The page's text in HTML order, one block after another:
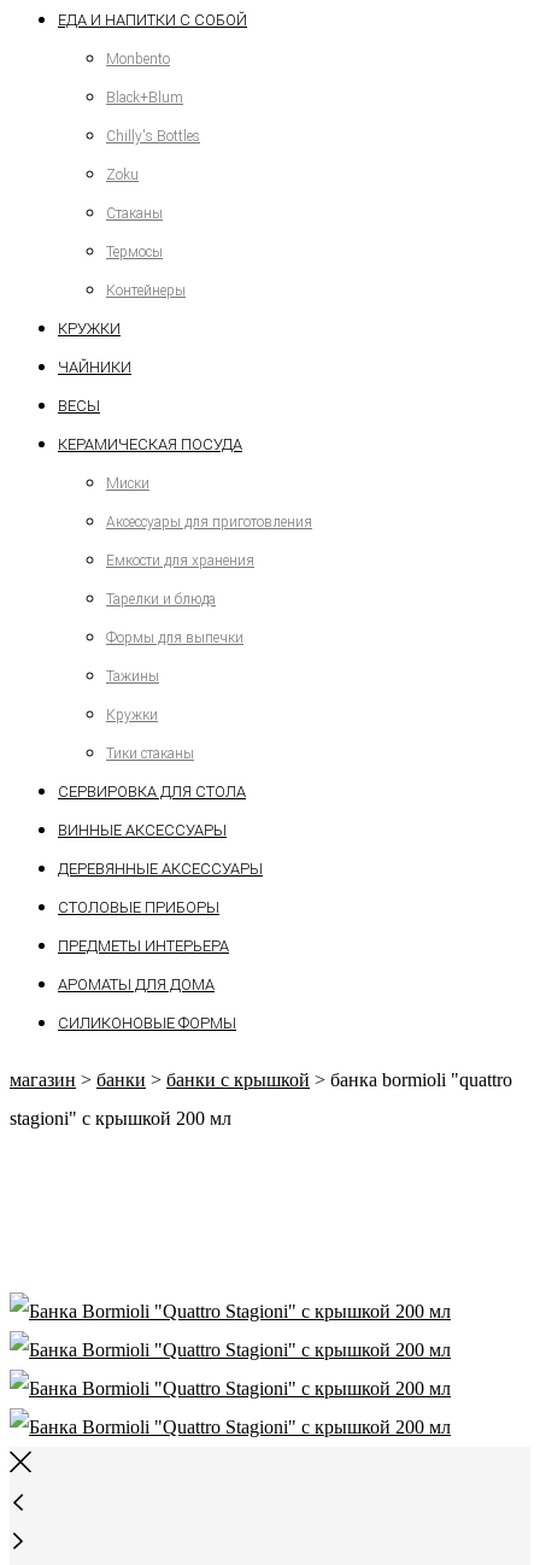
ЕДА И НАПИТКИ С СОБОЙ
Monbento
Black+Blum
Chilly's Bottles
Zoku
Стаканы
Термосы
Контейнеры
КРУЖКИ
ЧАЙНИКИ
ВЕСЫ
КЕРАМИЧЕСКАЯ ПОСУДА
Миски
Аксессуары для приготовления
Емкости для хранения
Тарелки и блюда
Формы для выпечки
Тажины
Кружки
Тики стаканы
СЕРВИРОВКА ДЛЯ СТОЛА
ВИННЫЕ АКСЕССУАРЫ
ДЕРЕВЯННЫЕ АКСЕССУАРЫ
СТОЛОВЫЕ ПРИБОРЫ
ПРЕДМЕТЫ ИНТЕРЬЕРА
АРОМАТЫ ДЛЯ ДОМА
СИЛИКОНОВЫЕ ФОРМЫ
магазин > банки > банки с крышкой > банка bormioli "quattro
stagioni" с крышкой 200 мл